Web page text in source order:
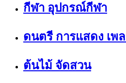
กีฬา อุปกรณ์กีฬา
ดนตรี การแสดง เพ
ต้นไม้ จัดสวน